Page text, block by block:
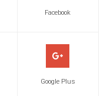
Facebook
Google Plus